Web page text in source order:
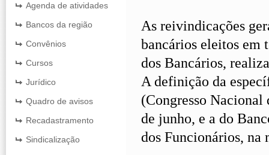
Agenda de atividades
Bancos da região
Convênios
Cursos
Jurídico
Quadro de avisos
Recadastramento
Sindicalização
As reivindicações
bancários eleitos em
dos Bancários,
A definição da
(Congresso Nacional
de junho, e a do
dos Funcionários, na